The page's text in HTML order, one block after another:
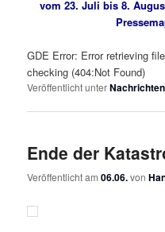
vom 23. Juli bis 8.
GDE Error: Error retrieving
checking (404:Not Found)
Veröffentlicht unterNachrichten
Ende der
Veröffentlicht am06.06.von